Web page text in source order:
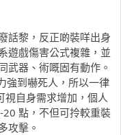
話黎，反正啲裝咩出身
遊戲傷害公式複雜，並
武器、術嘅固有動作。
強到嚇死人，所以一律
自身需求增加，個人
點，不但可拎較重裝
攻擊。